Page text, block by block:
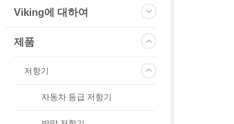
Viking에 대하여
제품
저항기
자동차 등급 저항기